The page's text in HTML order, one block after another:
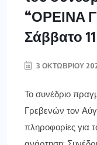
“ΟΡΕΙΝΑ
Σάββατο
3 ΟΚΤΩΒΡΊΟΥ
Το συνέδριο
Γρεβενών τον
πληροφορίες για